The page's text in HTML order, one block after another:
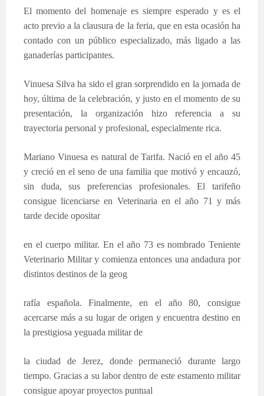
El momento del homenaje es siempre esperado y es el
acto previo a la clausura de la feria, que en esta ocasión ha
contado con un público especializado, más ligado a las
ganaderías participantes.
Vinuesa Silva ha sido el gran sorprendido en la jornada de
hoy, última de la celebración, y justo en el momento de su
presentación, la organización hizo referencia a su
trayectoria personal y profesional, especialmente rica.
Mariano Vinuesa es natural de Tarifa. Nació en el año 45
y creció en el seno de una familia que motivó y encauzó,
sin duda, sus preferencias profesionales. El tarifeño
consigue licenciarse en Veterinaria en el año 71 y más
tarde decide opositar
en el cuerpo militar. En el año 73 es nombrado Teniente
Veterinario Militar y comienza entonces una andadura por
distintos destinos de la geog
rafía española. Finalmente, en el año 80, consigue
acercarse más a su lugar de origen y encuentra destino en
la prestigiosa yeguada militar de
la ciudad de Jerez, donde permaneció durante largo
tiempo. Gracias a su labor dentro de este estamento militar
consigue apoyar proyectos puntual